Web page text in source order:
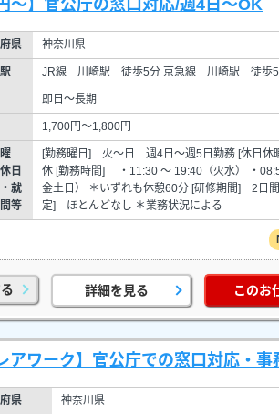
～】官公庁の窓口対応/週4日～OK
県 神奈川県
JR線 川崎駅 徒歩5分 京急線 川崎駅 徒歩
即日～長期
1,700円～1,800円
日
就
等
[勤務曜日] 火～日 週4日～週5日勤務 [休日休
休 [勤務時間] ・11:30 ～ 19:40（火水） ・
金土日） ＊いずれも休憩60分 [研修期間] 2日
定] ほとんどなし ＊業務状況による
詳細を見る このお
アワーク】官公庁での窓口対応・事
県 神奈川県